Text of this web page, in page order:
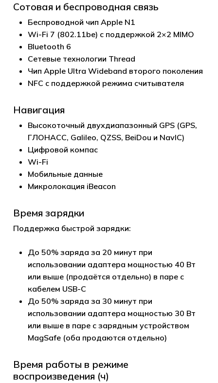
Сотовая и беспроводная связь
Беспроводной чип Apple N1
Wi-Fi 7 (802.11be) с поддержкой 2×2 MIMO
Bluetooth 6
Сетевые технологии Thread
Чип Apple Ultra Wideband второго поколения
NFC с поддержкой режима считывателя
Навигация
Высокоточный двухдиапазонный GPS (GPS,
ГЛОНАСС, Galileo, QZSS, BeiDou и NavIC)
Цифровой компас
Wi-Fi
Мобильные данные
Микролокация iBeacon
Время зарядки
Поддержка быстрой зарядки:
До 50% заряда за 20 минут при
использовании адаптера мощностью 40 Вт
или выше (продаётся отдельно) в паре с
кабелем USB-C
До 50% заряда за 30 минут при
использовании адаптера мощностью 30 Вт
или выше в паре с зарядным устройством
MagSafe (оба продаются отдельно)
Время работы в режиме
воспроизведения (ч)